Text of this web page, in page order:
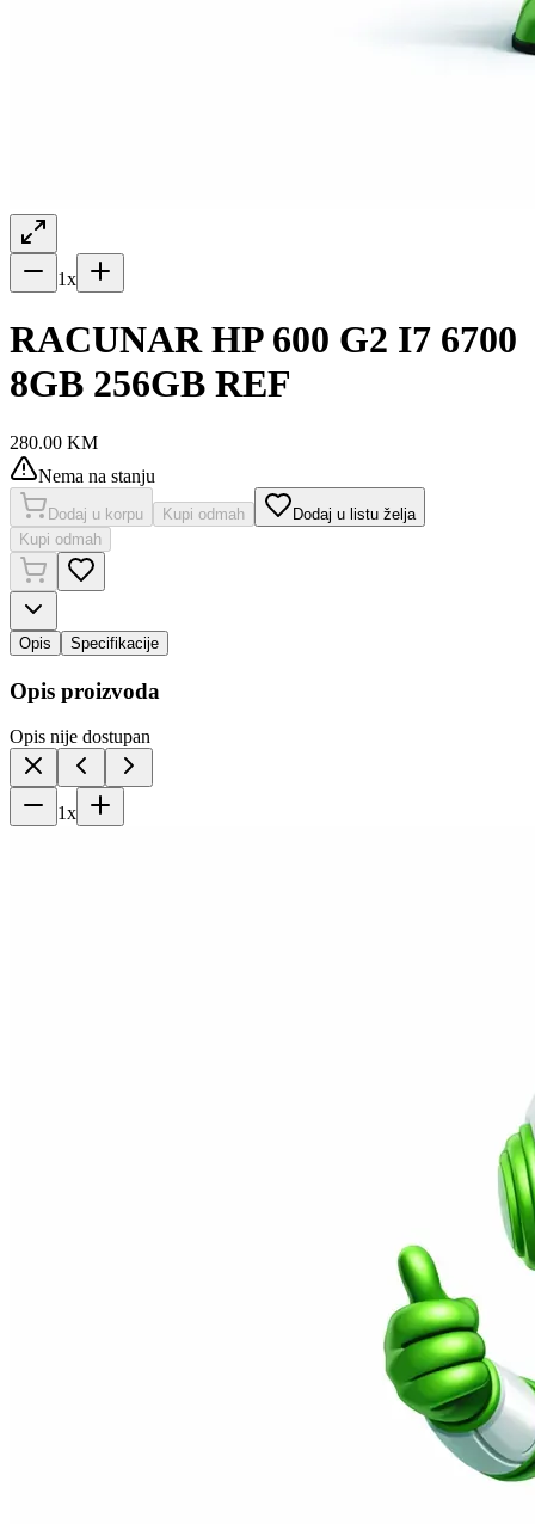
1x
RACUNAR HP 600 G2 I7 6700
8GB 256GB REF
280.00 KM
Nema na stanju
Dodaj u korpu Kupi odmah
Dodaj u listu želja
Kupi odmah
Opis Specifikacije
Opis proizvoda
Opis nije dostupan
1x